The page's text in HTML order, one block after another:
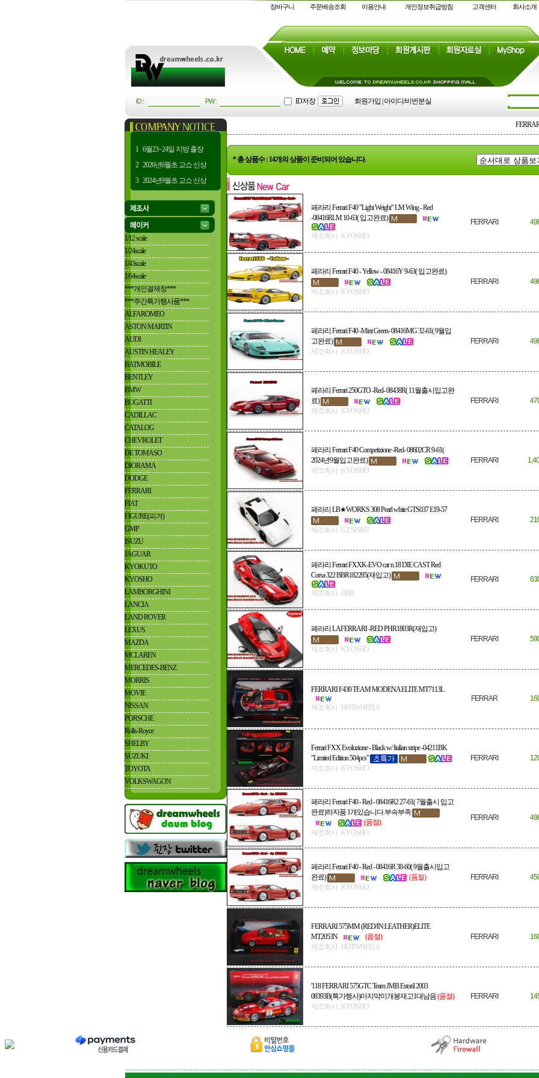
장바구니 주문배송조회 이용안내 개인정보취급방침 고객센터 회사소개
ID : PW : ID저장 회원가입 아이디/비번분실
1 6월23~24일 지방 출장
2 2026년6월초 교쇼 신상
3 2024년9월초 교쇼 신상
1/12 scale
1/24scale
1/43scale
1/64scale
***개인결제창***
***주간특가행사품***
ALFAROMEO
ASTON MARTIN
AUDI
AUSTIN HEALEY
BATMOBILE
BENTLEY
BMW
BUGATTI
CADILLAC
CATALOG
CHEVROLET
DE TOMASO
DIORAMA
DODGE
FERRARI
FIAT
FIGURE(피겨)
GMP
ISUZU
JAGUAR
KYOKUTO
KYOSHO
LAMBORGHINI
LANCIA
LAND ROVER
LEXUS
MAZDA
MCLAREN
MERCEDES-BENZ
MORRIS
MOVIE
NISSAN
PORSCHE
Rolls-Royce
SHELBY
SUZUKI
TOYOTA
VOLKSWAGON
* 총 상품수 : 14개의 상품이 준비되어 있습니다.
페라리 Ferrari F40 "Light Weight" LM Wing - Red
-08416RLM 10-63( 입고완료)
제조회사 : KYOSHO
FERRARI
페라리 Ferrari F40 - Yellow - 08416Y 9-63( 입고완료)
제조회사 : KYOSHO
FERRARI
페라리 Ferrari F40 -Mint Green- 08416MG 32-61( 9월입
고완료)
제조회사 : KYOSHO
FERRARI
페라리 Ferrari 250GTO -Red- 08438R( 11월출시입고완
료)
제조회사 : KYOSHO
FERRARI
페라리 Ferrari F40 Competizione -Red- 08602CR 9-61(
2024년9월입고완료)
제조회사 : KYOSHO
FERRARI
페라리 LB★WORKS 308 Pearl white GTS037 E19-57
제조회사 : GT SPIRIT
FERRARI
페라리 Ferrari FXXK-EVO car n.18 DIE CAST Red
Corsa 322 BBR182285(재입고)
제조회사 : BBR
FERRARI
페라리 LAFERRARI -RED PHR1803R(재입고)
제조회사 : KYOSHO
FERRARI
FERRARI F430 TEAM MODENA ELITE MT7113L
제조회사 : HOTWHEELS
FERRAR
Ferrari FXX Evoluzione - Black w/ Italian stripe -04211BK
"Limited Edition 504pcs"
제조회사 : KYOSHO
FERRARI
페라리 Ferrari F40 - Red - 08416R2 27-61( 7월출시 입고
완료)하자품 1개있습니다.부속부족
(품절)
제조회사 : KYOSHO
FERRARI
페라리 Ferrari F40 - Red - 08416R 38-60( 9월출시입고
완료)
(품절)
제조회사 : KYOSHO
FERRARI
FERRARI 575MM (RED/IN:LEATHER)ELITE
MT2053N
(품절)
제조회사 : HOTWHEELS
FERRARI
'118 FERRARI 575GTC Team JMB Estoril 2003
08393B(특가행사)마지막미개봉재고1대남음(품절)
제조회사 : KYOSHO
FERRARI